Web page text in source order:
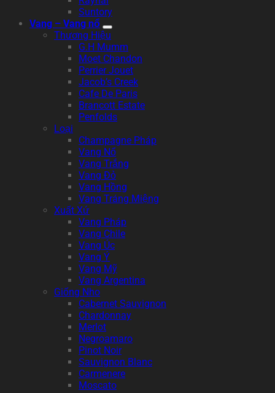
Suntory
Vang – Vang nổ
Thương Hiệu
G.H Mumm
Moet Chandon
Perrier Jouet
Jacob’s Creek
Cafe De Paris
Brancott Estate
Penfolds
Loại
Champagne Pháp
Vang Nổ
Vang Trắng
Vang Đỏ
Vang Hồng
Vang Tráng Miệng
Xuất Xứ
Vang Pháp
Vang Chile
Vang Úc
Vang Ý
Vang Mỹ
Vang Argentina
Giống Nho
Cabernet Sauvignon
Chardonnay
Merlot
Negroamaro
Pinot Noir
Sauvignon Blanc
Carmenere
Moscato